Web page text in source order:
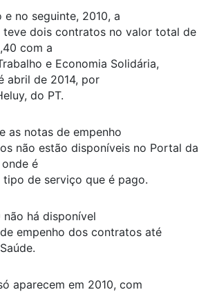
e no seguinte, 2010, a
teve dois contratos no valor total de
com a
e Economia Solidária,
abril de 2014, por
do PT.
as notas de empenho
não estão disponíveis no Portal da
é
de serviço que é pago.
não há disponível
empenho dos contratos até
aparecem em 2010, com